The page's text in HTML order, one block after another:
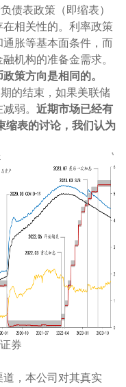
债表政策（即缩表）
相关性的。利率政策
胀等基本面条件，而
机构的准备金需求。
策方向是相同的。
的结束，如果美联储
减弱。近期市场已经有
缩表的讨论，我们认为
券
，本公司对其真实